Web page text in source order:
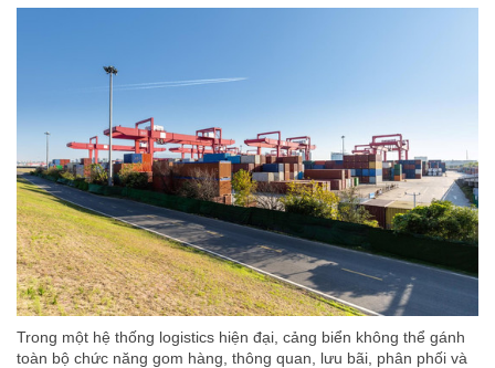
Trong một hệ thống logistics hiện đại, cảng biển không thể gánh
toàn bộ chức năng gom hàng, thông quan, lưu bãi, phân phối và